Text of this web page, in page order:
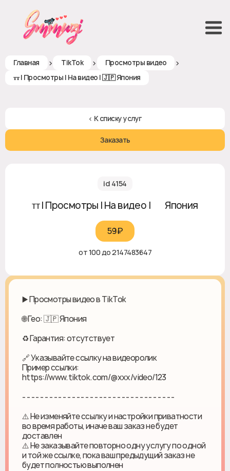
Главная > TikTok > Просмотры видео >
ᴛᴛ | Просмотры | На видео | 🇯🇵 Япония
< К списку услуг
Заказать
id 4154
ᴛᴛ | Просмотры | На видео | 🇯🇵 Япония
59₽‎
от 100 до 2147483647
▶️ Просмотры видео в TikTok
🌐 Гео: 🇯🇵 Япония
♻ Гарантия: отсутствует
🔗 Указывайте ссылку на видеоролик
Пример ссылки:
https://www.tiktok.com/@xxx/video/123
- - - - - - - - - - - - - - - - - - - - - - - - - - - - - - - - - -
⚠️ Не изменяйте ссылку и настройки приватности
во время работы, иначе ваш заказ не будет
доставлен
⚠️ Не заказывайте повторно одну услугу по одной
и той же ссылке, пока ваш предыдущий заказ не
будет полностью выполнен